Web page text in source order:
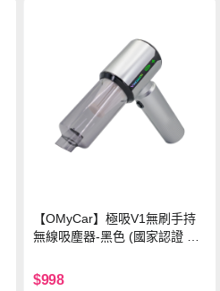
【OMyCar】極吸V1無刷手持
無線吸塵器-黑色 (國家認證 一
吸充吹抽四合一 除塵 抽真空 車
$998